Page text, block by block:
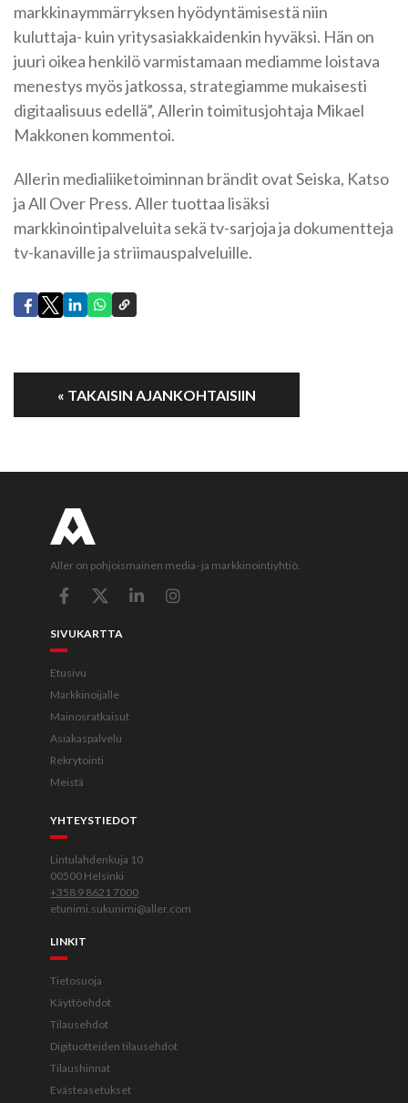
markkinaymmärryksen hyödyntämisestä niin
kuluttaja- kuin yritysasiakkaidenkin hyväksi. Hän on
juuri oikea henkilö varmistamaan mediamme loistava
menestys myös jatkossa, strategiamme mukaisesti
digitaalisuus edellä”, Allerin toimitusjohtaja Mikael
Makkonen kommentoi.
Allerin medialiiketoiminnan brändit ovat Seiska, Katso
ja All Over Press. Aller tuottaa lisäksi
markkinointipalveluita sekä tv-sarjoja ja dokumentteja
tv-kanaville ja striimauspalveluille.
« TAKAISIN AJANKOHTAISIIN
Aller on pohjoismainen media- ja markkinointiyhtiö.
SIVUKARTTA
Etusivu
Markkinoijalle
Mainosratkaisut
Asiakaspalvelu
Rekrytointi
Meistä
YHTEYSTIEDOT
Lintulahdenkuja 10
00500 Helsinki
+358 9 8621 7000
etunimi.sukunimi@aller.com
LINKIT
Tietosuoja
Käyttöehdot
Tilausehdot
Digituotteiden tilausehdot
Tilaushinnat
Evästeasetukset